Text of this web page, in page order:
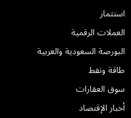
استثمار
العملات الرقمية
البورصة السعودية والعربية
طاقة ونفط
سوق العقارات
أخبار الإقتصاد